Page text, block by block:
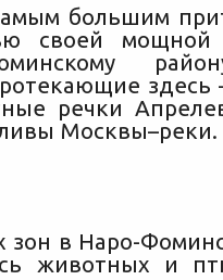
большим
своей
здесь
речки
Москвы–реки.
зон в Наро-
животных и